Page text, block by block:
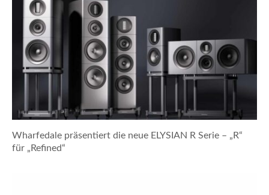
Wharfedale präsentiert die neue ELYSIAN R Serie – „R“
für „Refined“